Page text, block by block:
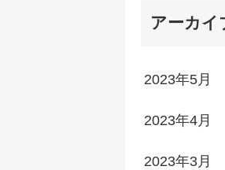
アーカイ
2023年5月
2023年4月
2023年3月